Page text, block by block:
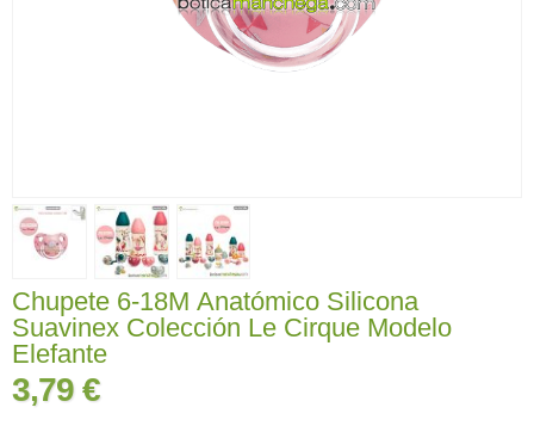
Chupete 6-18M Anatómico Silicona
Suavinex Colección Le Cirque Modelo
Elefante
3,79 €